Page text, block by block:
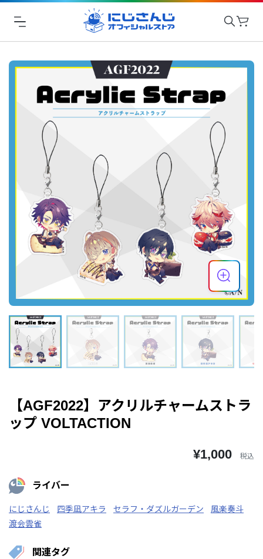
【AGF2022】アクリルチャームストラ
ップ VOLTACTION
¥1,000 税込
ライバー
にじさんじ 四季凪アキラ セラフ・ダズルガーデン
風楽奏斗
渡会雲雀
関連タグ